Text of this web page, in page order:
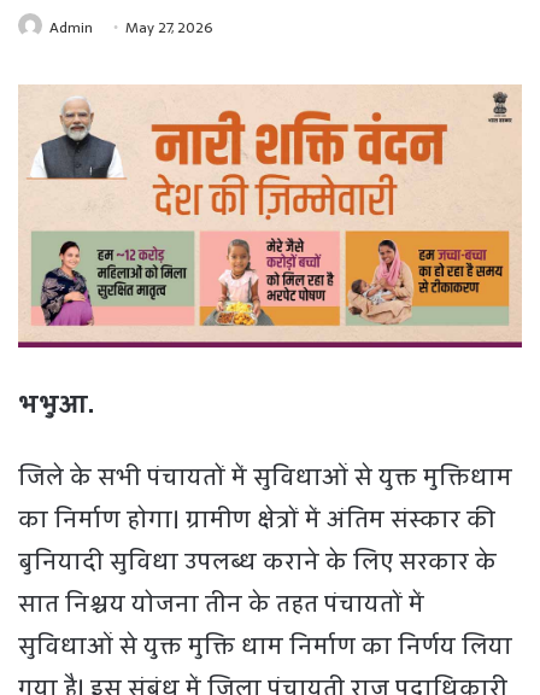
Admin May 27, 2026
भभुआ.
जिले के सभी पंचायतों में सुविधाओं से युक्त मुक्तिधाम
का निर्माण होगा। ग्रामीण क्षेत्रों में अंतिम संस्कार की
बुनियादी सुविधा उपलब्ध कराने के लिए सरकार के
सात निश्चय योजना तीन के तहत पंचायतों में
सुविधाओं से युक्त मुक्ति धाम निर्माण का निर्णय लिया